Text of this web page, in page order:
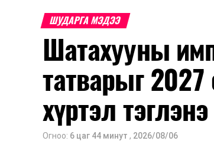
ШУДАРГА МЭДЭЭ
Шатахууны
татварыг
хүртэл тэглэнэ
Огноо: 6 цаг 44 минут , 2026/08/06